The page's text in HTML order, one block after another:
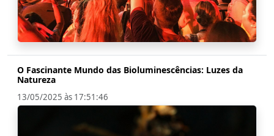
O Fascinante Mundo das Bioluminescências: Luzes da
Natureza
13/05/2025 às 17:51:46